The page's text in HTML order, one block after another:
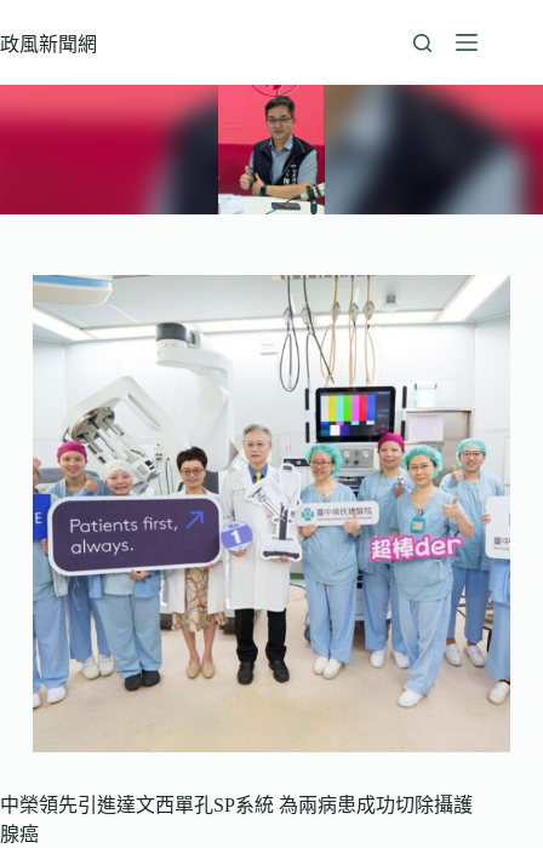
至
政風新聞網
中榮領先引進達文西單孔SP系統 為兩病患成功切除攝護
腺癌